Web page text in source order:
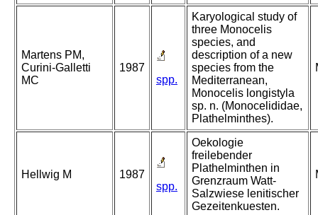
Martens PM,
Curini-Galletti
MC
1987
spp.
Karyological study of
three Monocelis
species, and
description of a new
species from the
Mediterranean,
Monocelis longistyla
sp. n. (Monocelididae,
Plathelminthes).
Hellwig M
1987
spp.
Oekologie
freilebender
Plathelminthen in
Grenzraum Watt-
Salzwiese lenitischer
Gezeitenkuesten.